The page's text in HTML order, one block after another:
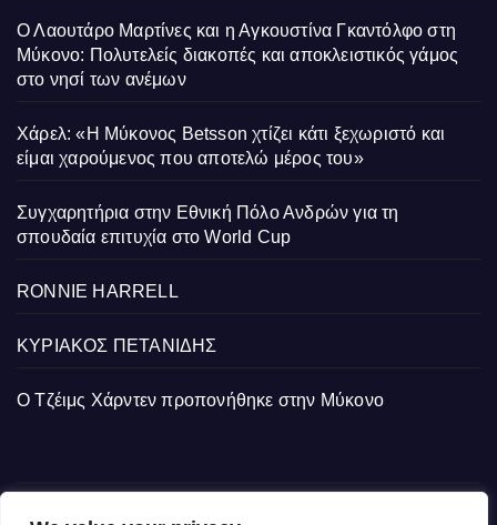
Ο Λαουτάρο Μαρτίνες και η Αγκουστίνα Γκαντόλφο στη
Μύκονο: Πολυτελείς διακοπές και αποκλειστικός γάμος
στο νησί των ανέμων
Χάρελ: «Η Μύκονος Betsson χτίζει κάτι ξεχωριστό και
είμαι χαρούμενος που αποτελώ μέρος του»
Συγχαρητήρια στην Εθνική Πόλο Ανδρών για τη
σπουδαία επιτυχία στο World Cup
RONNIE HARRELL
ΚΥΡΙΑΚΟΣ ΠΕΤΑΝΙΔΗΣ
Ο Τζέιμς Χάρντεν προπονήθηκε στην Μύκονο